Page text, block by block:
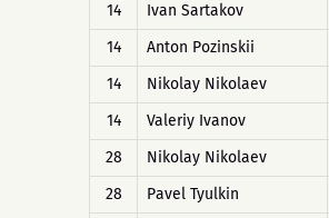
14
Ivan Sartakov
14
Anton Pozinskii
14
Nikolay Nikolaev
14
Valeriy Ivanov
28
Nikolay Nikolaev
28
Pavel Tyulkin